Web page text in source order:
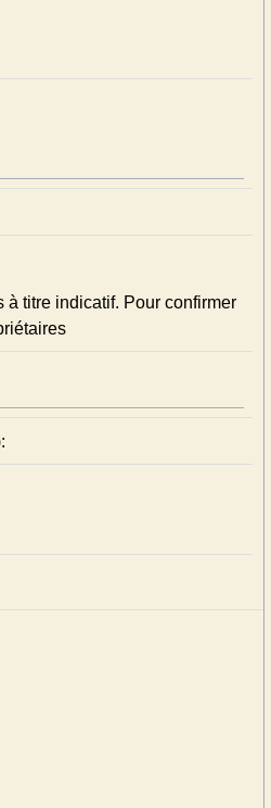
à titre indicatif. Pour confirmer